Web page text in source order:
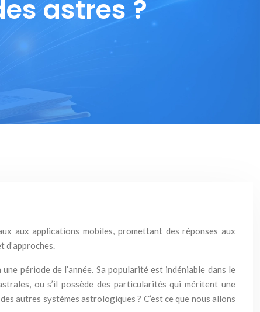
astres ?
aux applications mobiles, promettant des réponses aux
d’approches.
période de l’année. Sa popularité est indéniable dans le
ou s’il possède des particularités qui méritent une
autres systèmes astrologiques ? C’est ce que nous allons